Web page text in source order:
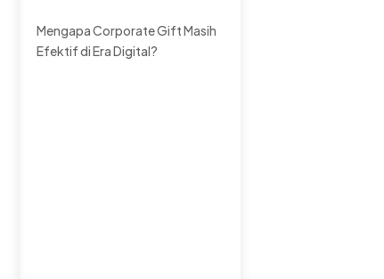
Mengapa Corporate Gift Masih
Efektif di Era Digital?